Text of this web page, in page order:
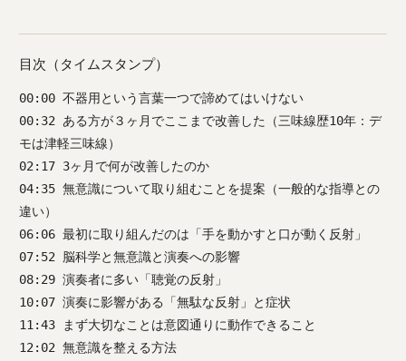
目次（タイムスタンプ）
00:00 不器用という言葉一つで諦めてはいけない
00:32 ある方が３ヶ月でここまで改善した（三味線歴10年：デ
モは津軽三味線）
02:17 3ヶ月で何が改善したのか
04:35 無意識について取り組むことを提案（一般的な指導との
違い）
06:06 最初に取り組んだのは「手を動かすと口が動く反射」
07:52 脳科学と無意識と演奏への影響
08:29 演奏者に多い「聴覚の反射」
10:07 演奏に影響がある「無駄な反射」と症状
11:43 まず大切なことは意図通りに動作できること
12:02 無意識を整える方法